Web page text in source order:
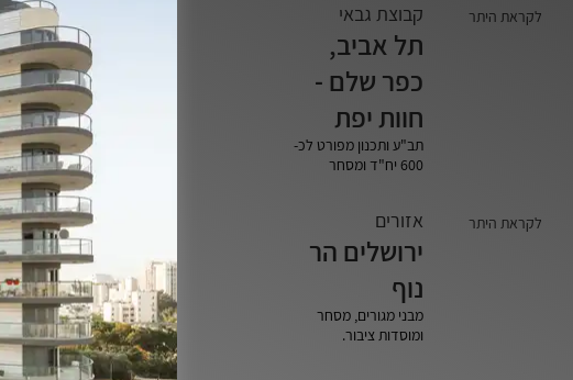
תל אביב,
כפר שלם -
חוות יפת
תב"ע ותכנון מפורט לכ-
600 יח"ד ומסחר
קבוצת גבאי לקראת היתר
ירושלים הר
נוף
מבני מגורים, מסחר
ומוסדות ציבור.
אזורים לקראת היתר